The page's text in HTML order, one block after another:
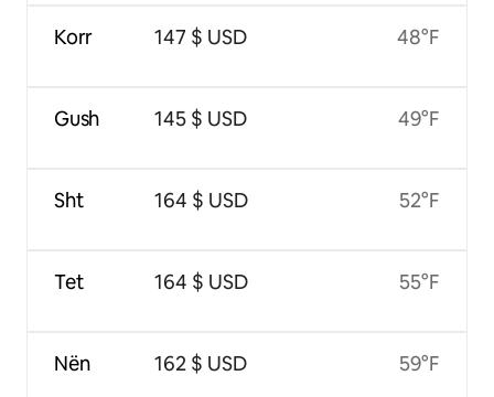
Korr
Gush
Sht
Tet
Nën
147 $ USD
145 $ USD
164 $ USD
164 $ USD
162 $ USD
48°F
49°F
52°F
55°F
59°F